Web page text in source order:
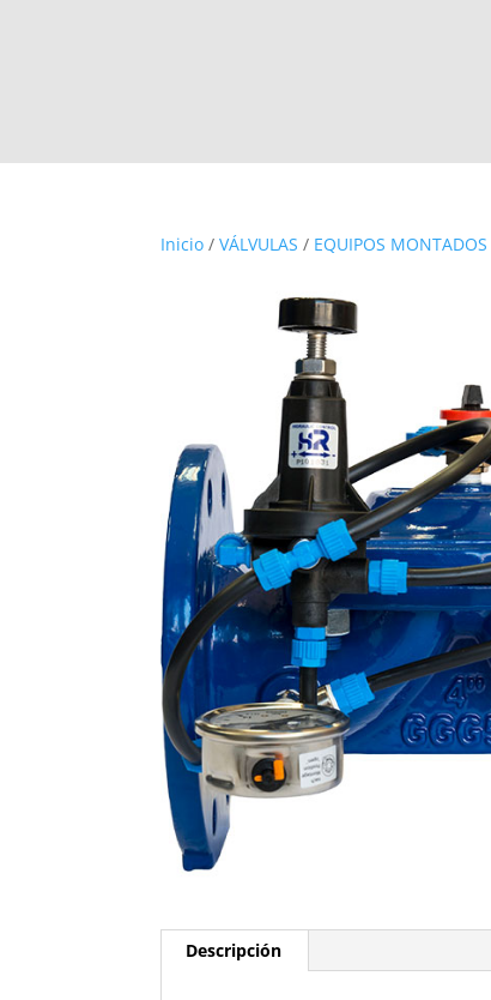
Inicio /VÁLVULAS / EQUIPOS MONTADOS
Descripción